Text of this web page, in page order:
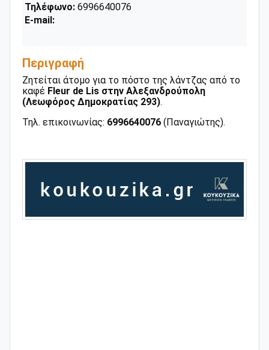
Τηλέφωνο: 6996640076
E-mail:
Περιγραφή
Ζητείται άτομο για το πόστο της λάντζας από το
καφέ Fleur de Lis στην Αλεξανδρούπολη
(Λεωφόρος Δημοκρατίας 293).
Τηλ. επικοινωνίας: 6996640076 (Παναγιώτης).